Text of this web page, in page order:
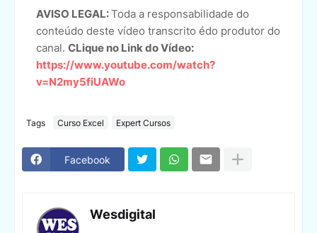
AVISO LEGAL:Toda a responsabilidade do
conteúdo deste vídeo transcrito édo produtor do
canal. CLique no Link do Vídeo:
https://www.youtube.com/watch?
v=N2my5fiUAWo
Tags Curso Excel Expert Cursos
Facebook
Wesdigital